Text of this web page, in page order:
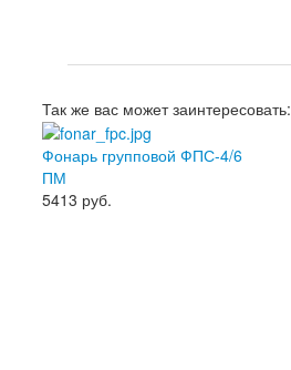
Так же вас может заинтересовать:
Фонарь групповой ФПС-4/6
ПМ
5413 руб.